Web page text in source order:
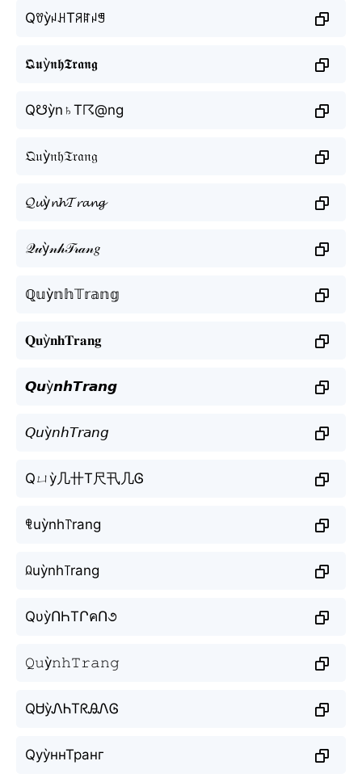
QꀎỳꈤꃅTꋪꍏꈤꁅ
𝕼𝖚ỳ𝖓𝖍𝕿𝖗𝖆𝖓𝖌
Q☋ỳn♄T☈@ng
𝔔𝔲ỳ𝔫𝔥𝔗𝔯𝔞𝔫𝔤
𝓠𝓾ỳ𝓷𝓱𝓣𝓻𝓪𝓷𝓰
𝒬𝓊ỳ𝓃𝒽𝒯𝓇𝒶𝓃𝑔
ℚ𝕦ỳ𝕟𝕙𝕋𝕣𝕒𝕟𝕘
𝐐𝐮ỳ𝐧𝐡𝐓𝐫𝐚𝐧𝐠
𝙌𝙪ỳ𝙣𝙝𝙏𝙧𝙖𝙣𝙜
𝘘𝘶ỳ𝘯𝘩𝘛𝘳𝘢𝘯𝘨
Qㄩỳ几卄T尺卂几Ꮆ
ꁸuỳnh꓅rang
ꆰuỳnh꓄rang
QυỳՈҺTՐคՈ૭
𝚀𝚞ỳ𝚗𝚑𝚃𝚛𝚊𝚗𝚐
QᏌỳᏁᏂTᖇᎯᏁᎶ
QуỳннТранг